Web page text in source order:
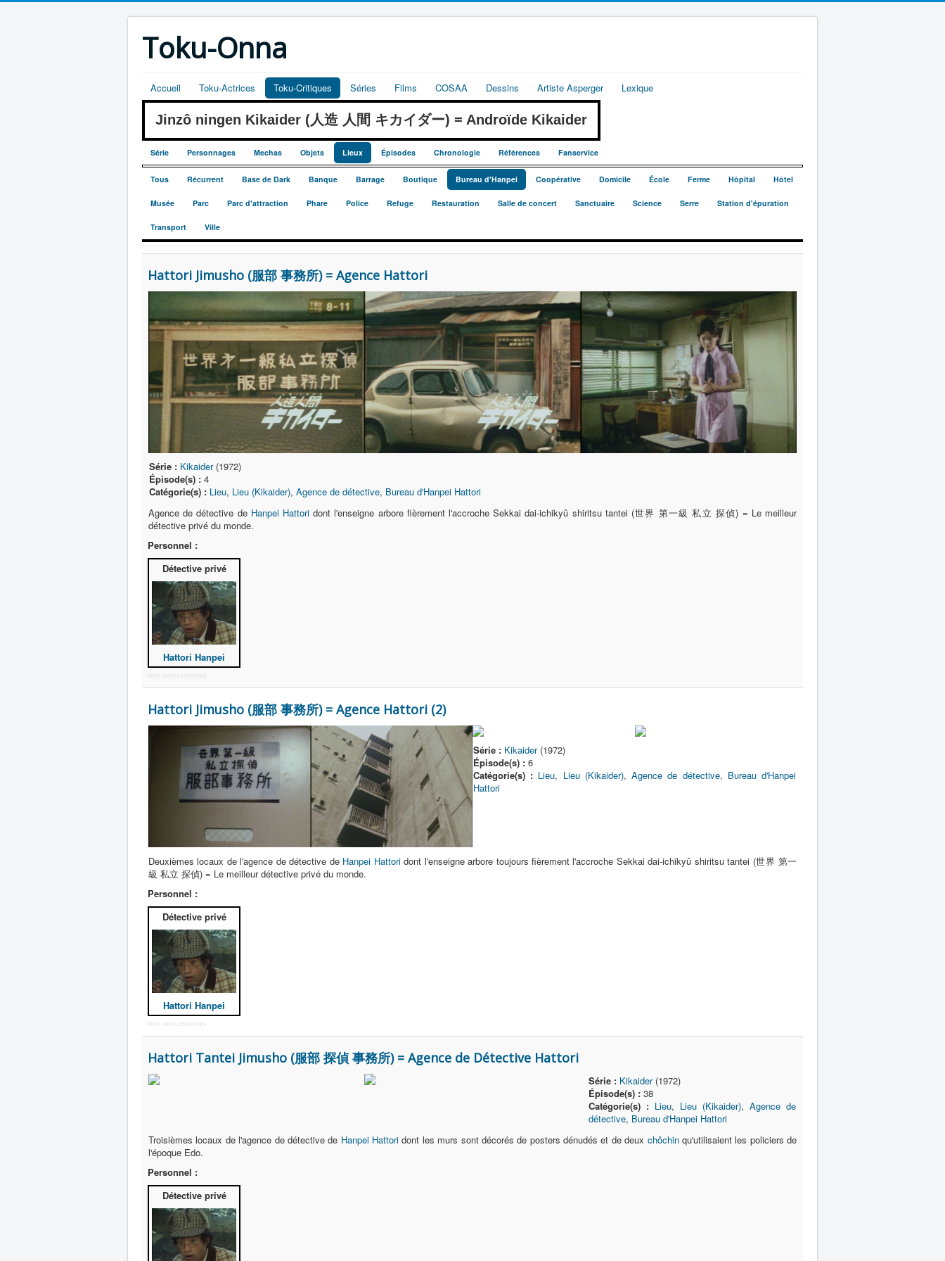
Toku-Onna
Accueil Toku-Actrices Toku-Critiques Séries Films COSAA Dessins Artiste Asperger Lexique
Jinzô ningen Kikaider (人造 人間 キカイダー) = Androïde Kikaider
Série Personnages Mechas Objets Lieux Épisodes Chronologie Références Fanservice
Tous Récurrent Base de Dark Banque Barrage Boutique Bureau d'Hanpei Coopérative Domicile École Ferme Hôpital Hôtel
Musée Parc Parc d'attraction Phare Police Refuge Restauration Salle de concert Sanctuaire Science Serre Station d'épuration
Transport Ville
Hattori Jimusho (服部 事務所) = Agence Hattori
Série : Kikaider(1972)
Épisode(s) : 4
Catégorie(s) : Lieu, Lieu (Kikaider), Agence de détective, Bureau d'Hanpei Hattori
Agence de détective de Hanpei Hattoridont l'enseigne arbore fièrement l'accroche Sekkai dai-ichikyû shiritsu tantei (世界 第一級 私立 探偵) = Le meilleur
détective privé du monde.
Personnel :
Détective privé
Hattori Hanpei
More Joomla Extensions
Hattori Jimusho (服部 事務所) = Agence Hattori (2)
Série : Kikaider(1972)
Épisode(s) : 6
Catégorie(s) : Lieu, Lieu (Kikaider),Agence de détective, Bureau d'Hanpei
Hattori
Deuxièmes locaux de l'agence de détective de Hanpei Hattoridont l'enseigne arbore toujours fièrement l'accroche Sekkai dai-ichikyû shiritsu tantei (世界 第一
級 私立 探偵) = Le meilleur détective privé du monde.
Personnel :
Détective privé
Hattori Hanpei
More Joomla Extensions
Hattori Tantei Jimusho (服部 探偵 事務所) = Agence de Détective Hattori
Série : Kikaider(1972)
Épisode(s) :38
Catégorie(s) : Lieu, Lieu (Kikaider), Agence de
détective, Bureau d'Hanpei Hattori
Troisièmes locaux de l'agence de détective de Hanpei Hattori dont les murs sont décorés de posters dénudés et de deux chôchinqu'utilisaient les policiers de
l'époque Edo.
Personnel :
Détective privé